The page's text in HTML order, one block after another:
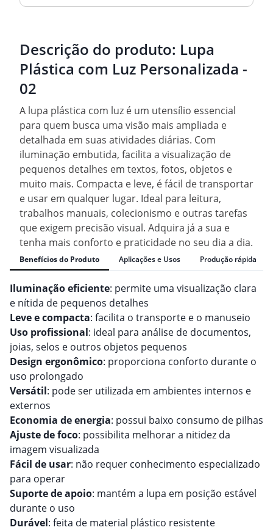
Descrição do produto: Lupa
Plástica com Luz Personalizada -
02
A lupa plástica com luz é um utensílio essencial
para quem busca uma visão mais ampliada e
detalhada em suas atividades diárias. Com
iluminação embutida, facilita a visualização de
pequenos detalhes em textos, fotos, objetos e
muito mais. Compacta e leve, é fácil de transportar
e usar em qualquer lugar. Ideal para leitura,
trabalhos manuais, colecionismo e outras tarefas
que exigem precisão visual. Adquira já a sua e
tenha mais conforto e praticidade no seu dia a dia.
Benefícios do Produto Aplicações e Usos Produção rápida
Iluminação eficiente: permite uma visualização clara
e nítida de pequenos detalhes
Leve e compacta: facilita o transporte e o manuseio
Uso profissional: ideal para análise de documentos,
joias, selos e outros objetos pequenos
Design ergonômico: proporciona conforto durante o
uso prolongado
Versátil: pode ser utilizada em ambientes internos e
externos
Economia de energia: possui baixo consumo de pilhas
Ajuste de foco: possibilita melhorar a nitidez da
imagem visualizada
Fácil de usar: não requer conhecimento especializado
para operar
Suporte de apoio: mantém a lupa em posição estável
durante o uso
Durável: feita de material plástico resistente